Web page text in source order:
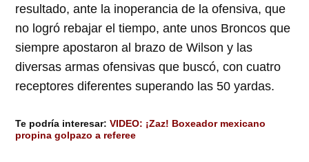
resultado, ante la inoperancia de la ofensiva, que
no logró rebajar el tiempo, ante unos Broncos que
siempre apostaron al brazo de Wilson y las
diversas armas ofensivas que buscó, con cuatro
receptores diferentes superando las 50 yardas.
Te podría interesar:VIDEO: ¡Zaz! Boxeador mexicano
propina golpazo a referee